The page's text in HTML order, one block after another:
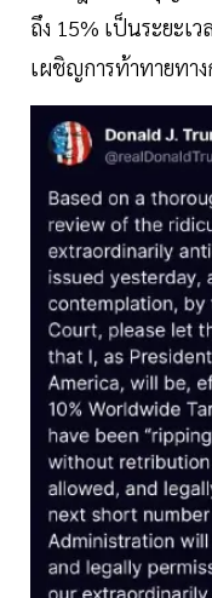
ถึง 15% เป็นระยะเ
เผชิญการท้าทายทา